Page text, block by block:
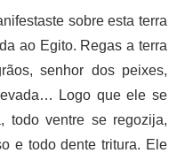
sobre esta terra
ao Egito. Regas a terra
senhor dos peixes,
Logo que ele se
todo ventre se regozija,
e todo dente tritura. Ele